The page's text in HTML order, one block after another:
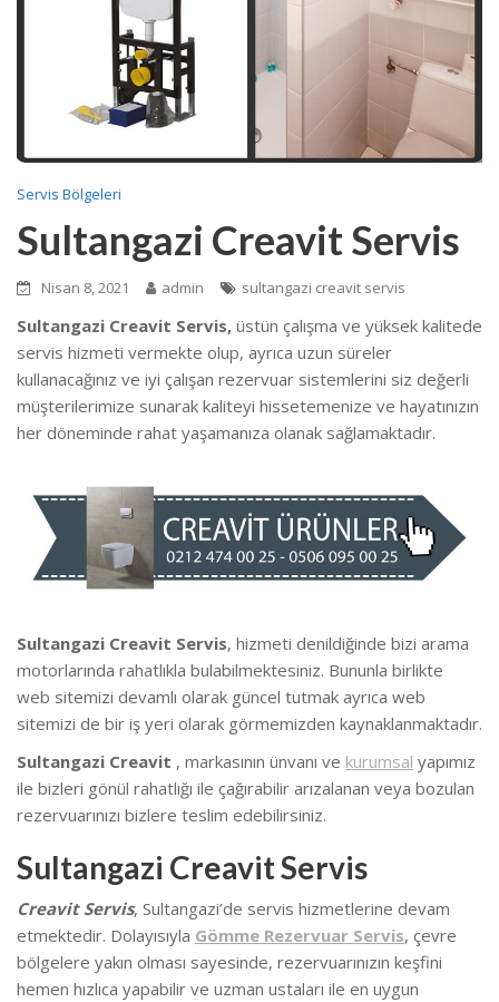
Servis Bölgeleri
Sultangazi Creavit Servis
Nisan 8, 2021 admin sultangazi creavit servis
Sultangazi Creavit Servis, üstün çalışma ve yüksek kalitede
servis hizmeti vermekte olup, ayrıca uzun süreler
kullanacağınız ve iyi çalışan rezervuar sistemlerini siz değerli
müşterilerimize sunarak kaliteyi hissetemenize ve hayatınızın
her döneminde rahat yaşamanıza olanak sağlamaktadır.
Sultangazi Creavit Servis, hizmeti denildiğinde bizi arama
motorlarında rahatlıkla bulabilmektesiniz. Bununla birlikte
web sitemizi devamlı olarak güncel tutmak ayrıca web
sitemizi de bir iş yeri olarak görmemizden kaynaklanmaktadır.
Sultangazi Creavit , markasının ünvanı ve kurumsal yapımız
ile bizleri gönül rahatlığı ile çağırabilir arızalanan veya bozulan
rezervuarınızı bizlere teslim edebilirsiniz.
Sultangazi Creavit Servis
Creavit Servis, Sultangazi’de servis hizmetlerine devam
etmektedir. Dolayısıyla Gömme Rezervuar Servis, çevre
bölgelere yakın olması sayesinde, rezervuarınızın keşfini
hemen hızlıca yapabilir ve uzman ustaları ile en uygun